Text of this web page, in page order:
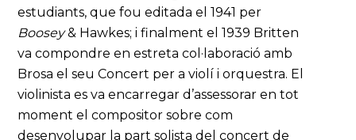
estudiants, que fou editada el 1941 per
Boosey& Hawkes; i finalment el 1939 Britten
va compondre en estreta col·laboració amb
Brosa el seu Concert per a violí i orquestra. El
violinista es va encarregar d’assessorar en tot
moment el compositor sobre com
desenvolupar la part solista del concert de